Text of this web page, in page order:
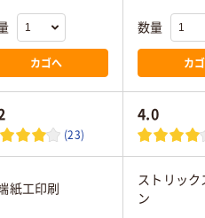
カゴへ
数量
カ
(23)
4.0
紙工印刷
ストリック
ン